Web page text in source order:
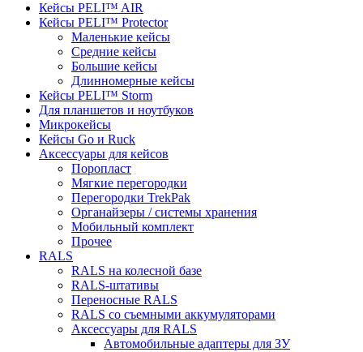
Кейсы PELI™ AIR
Кейсы PELI™ Protector
Маленькие кейсы
Средние кейсы
Большие кейсы
Длинномерные кейсы
Кейсы PELI™ Storm
Для планшетов и ноутбуков
Микрокейсы
Кейсы Go и Ruck
Аксессуары для кейсов
Поропласт
Мягкие перегородки
Перегородки TrekPak
Органайзеры / системы хранения
Мобильный комплект
Прочее
RALS
RALS на колесной базе
RALS-штативы
Переносные RALS
RALS со съемными аккумуляторами
Аксессуары для RALS
Автомобильные адаптеры для ЗУ